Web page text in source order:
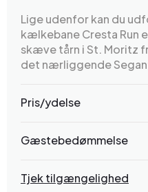
Lige udenfor kan du
kælkebane Cresta Run
skæve tårn i St. Moritz
det nærliggende
Pris/ydelse
Gæstebedømmelse
Tjek tilgængelighed